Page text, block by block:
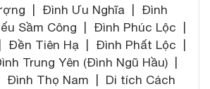
| Đình Ưu Nghĩa | Đình
Sầm Công | Đình Phúc Lộc |
Đền Tiên Hạ | Đình Phất Lộc |
Trung Yên (Đình Ngũ Hầu) |
Đình Thọ Nam | Di tích Cách